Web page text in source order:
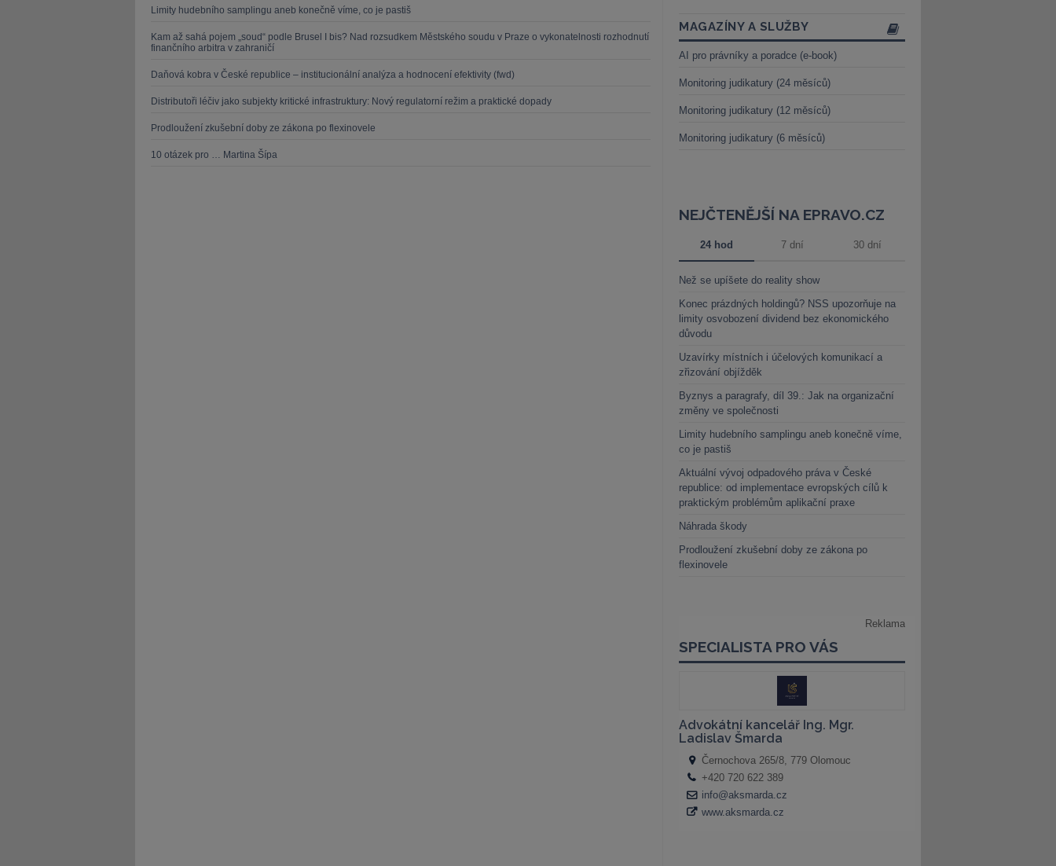
Limity hudebního samplingu aneb konečně víme, co je pastiš
Kam až sahá pojem „soud“ podle Brusel I bis? Nad rozsudkem Městského soudu v Praze o vykonatelnosti rozhodnutí
finančního arbitra v zahraničí
Daňová kobra v České republice – institucionální analýza a hodnocení efektivity (fwd)
Distributoři léčiv jako subjekty kritické infrastruktury: Nový regulatorní režim a praktické dopady
Prodloužení zkušební doby ze zákona po flexinovele
10 otázek pro … Martina Šípa
MAGAZÍNY A SLUŽBY
AI pro právníky a poradce (e-book)
Monitoring judikatury (24 měsíců)
Monitoring judikatury (12 měsíců)
Monitoring judikatury (6 měsíců)
NEJČTENĚJŠÍ NA EPRAVO.CZ
24 hod 7 dní 30 dní
Než se upíšete do reality show
Konec prázdných holdingů? NSS upozorňuje na
limity osvobození dividend bez ekonomického
důvodu
Uzavírky místních i účelových komunikací a
zřizování objížděk
Byznys a paragrafy, díl 39.: Jak na organizační
změny ve společnosti
Limity hudebního samplingu aneb konečně víme,
co je pastiš
Aktuální vývoj odpadového práva v České
republice: od implementace evropských cílů k
praktickým problémům aplikační praxe
Náhrada škody
Prodloužení zkušební doby ze zákona po
flexinovele